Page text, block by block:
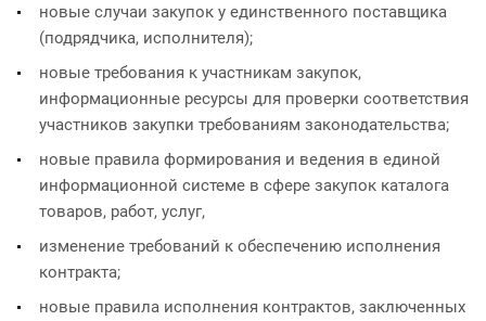
новые случаи закупок у единственного поставщика
(подрядчика, исполнителя);
новые требования к участникам закупок,
информационные ресурсы для проверки соответствия
участников закупки требованиям законодательства;
новые правила формирования и ведения в единой
информационной системе в сфере закупок каталога
товаров, работ, услуг,
изменение требований к обеспечению исполнения
контракта;
новые правила исполнения контрактов, заключенных